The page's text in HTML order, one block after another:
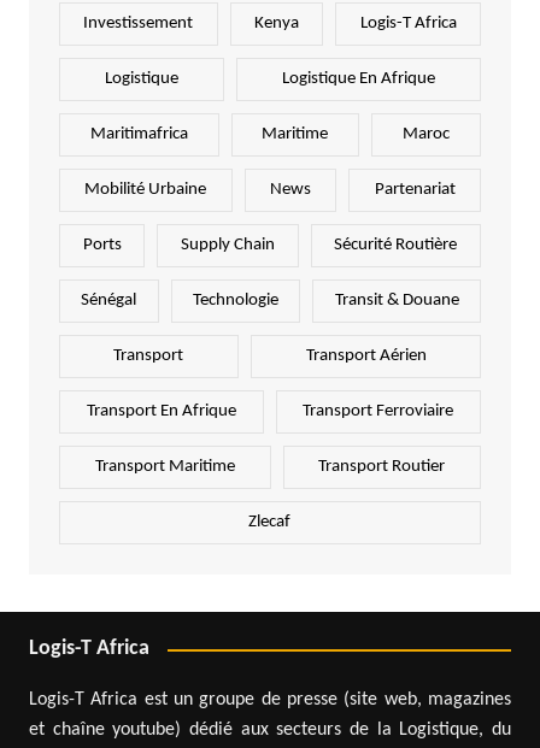
Investissement Kenya Logis-T Africa
Logistique Logistique En Afrique
Maritimafrica Maritime Maroc
Mobilité Urbaine News Partenariat
Ports Supply Chain Sécurité Routière
Sénégal Technologie Transit & Douane
Transport Transport Aérien
Transport En Afrique Transport Ferroviaire
Transport Maritime Transport Routier
Zlecaf
Logis-T Africa
Logis-T Africa est un groupe de presse (site web, magazines
et chaîne youtube) dédié aux secteurs de la Logistique, du